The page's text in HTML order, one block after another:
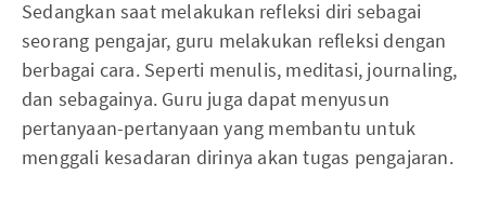
Sedangkan saat melakukan refleksi diri sebagai
seorang pengajar, guru melakukan refleksi dengan
berbagai cara. Seperti menulis, meditasi, journaling,
dan sebagainya. Guru juga dapat menyusun
pertanyaan-pertanyaan yang membantu untuk
menggali kesadaran dirinya akan tugas pengajaran.